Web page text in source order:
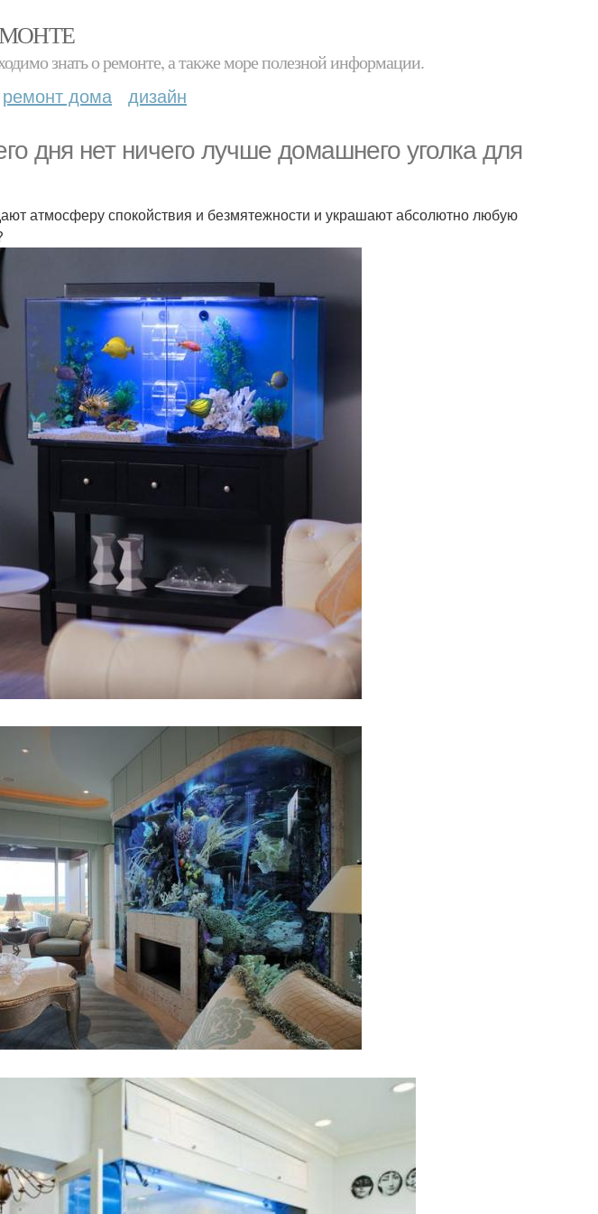
знать о ремонте, а также море полезной информации.
ремонт дома дизайн
дня нет ничего лучше домашнего уголка для
атмосферу спокойствия и безмятежности и украшают абсолютно любую